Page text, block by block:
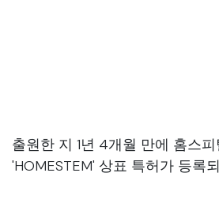
출원한 지 1년 4개월 만에 홈스
'HOMESTEM' 상표 특허가 등록